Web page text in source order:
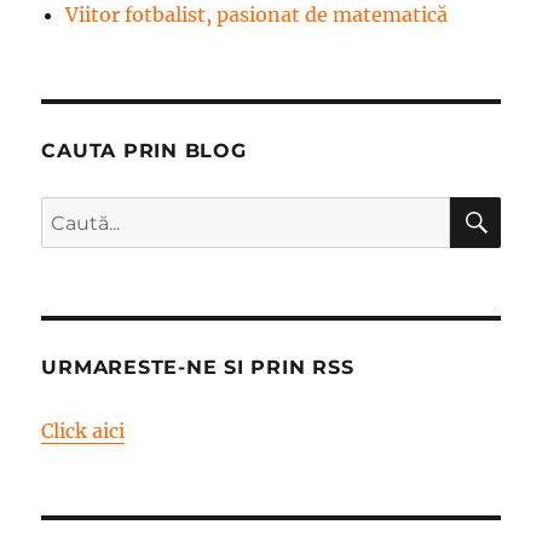
Viitor fotbalist, pasionat de matematică
CAUTA PRIN BLOG
Caută
după:
URMARESTE-NE SI PRIN RSS
Click aici